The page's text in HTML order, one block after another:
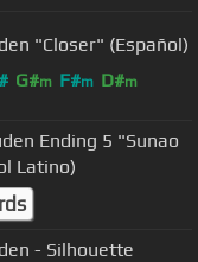
"Closer" (Español)
G#m F#m D#m
Ending 5 "Sunao
Latino)
- Silhouette